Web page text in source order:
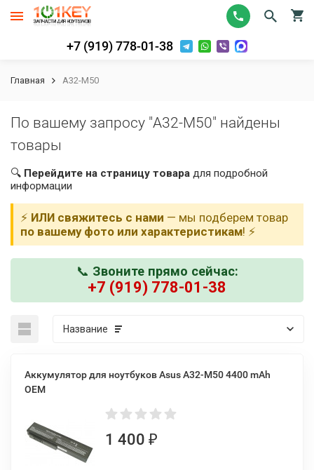
+7 (919) 778-01-38
Главная A32-M50
По вашему запросу "A32-M50" найдены
товары
🔍 Перейдите на страницу товара для подробной
информации
⚡ ИЛИ свяжитесь с нами — мы подберем товар
по вашему фото или характеристикам! ⚡
📞 Звоните прямо сейчас:
+7 (919) 778-01-38
Название
Аккумулятор для ноутбуков Asus A32-M50 4400 mAh
OEM
1 400 ₽